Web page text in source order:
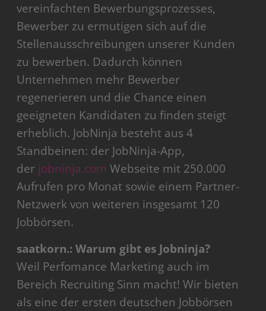
vereinfachten Bewerbungsprozesses,
Bewerber zu ermutigen sich auf die
Stellenausschreibungen unserer Kunden
zu bewerben. Dadurch können
Unternehmen mehr Bewerber
regenerieren und die Chance einen
geeigneten Kandidaten zu finden steigt
erheblich. JobNinja besteht aus 4
Standbeinen: der JobNinja-App,
der jobninja.com Webseite mit 250.000
Aufrufen pro Monat sowie einem Partner-
Netzwerk von weiteren insgesamt 120
Jobbörsen.
saatkorn.: Warum gibt es Jobninja?
Weil Perfomance Marketing auch im
Bereich Recruiting Sinn macht! Wir bieten
als eine der ersten deutschen Jobbörsen